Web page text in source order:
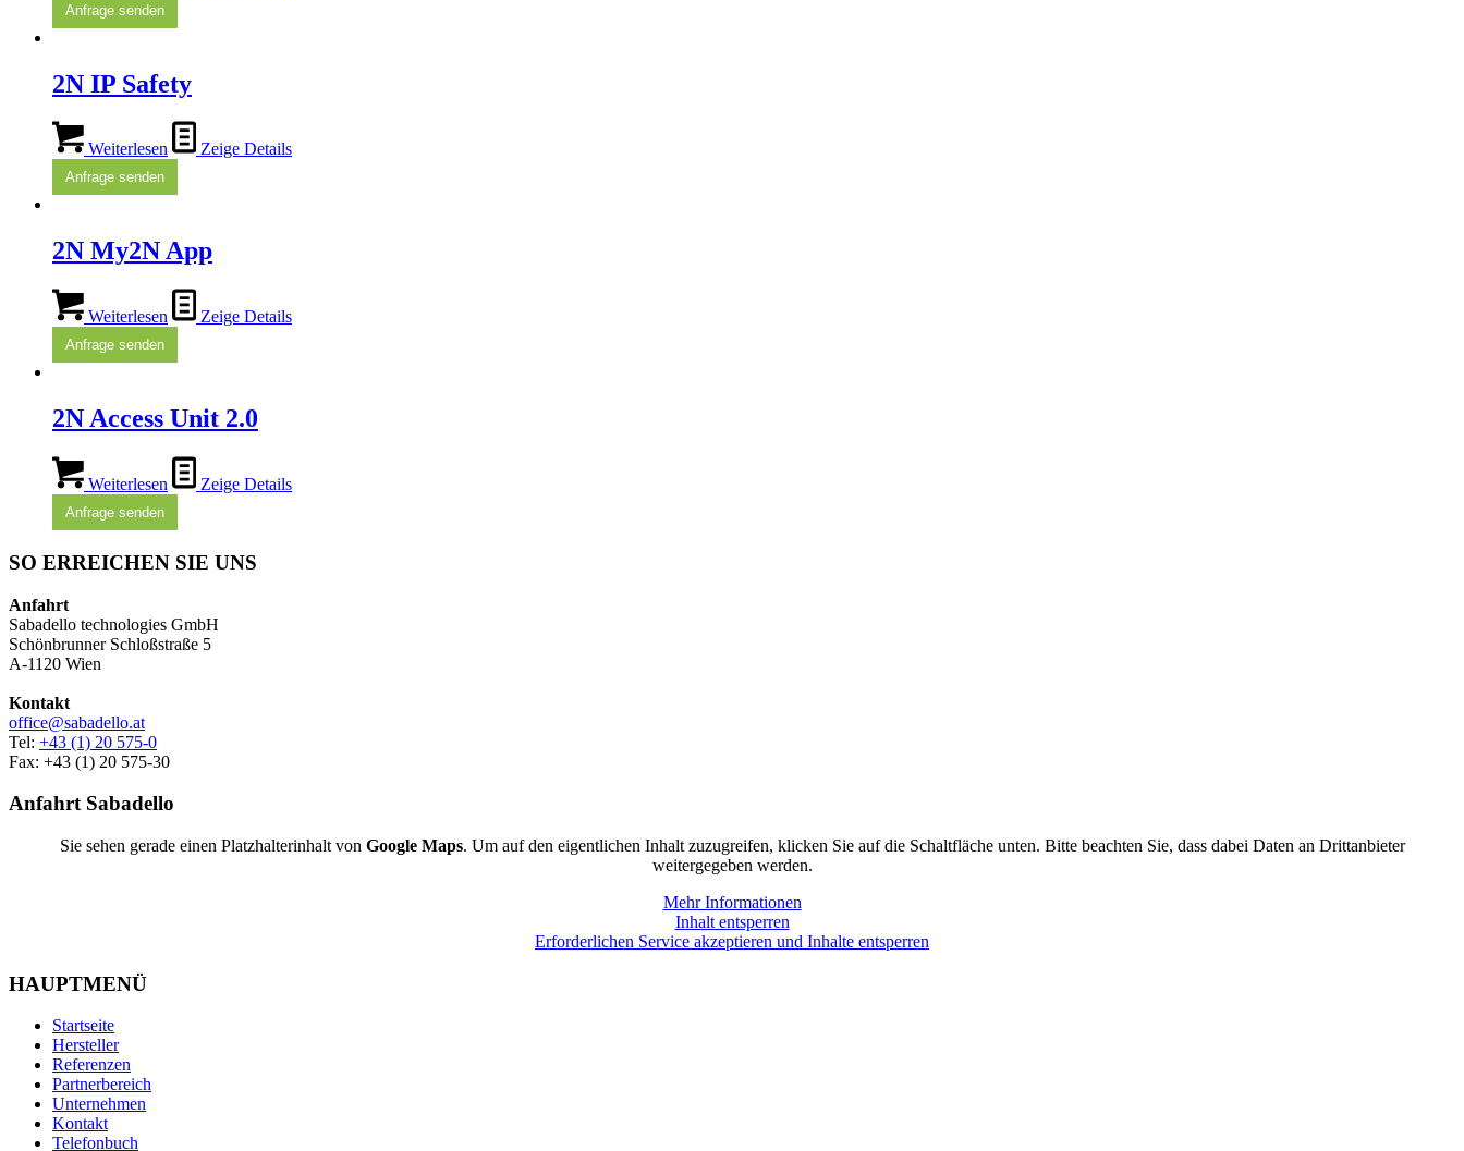
Anfrage senden
2N IP Safety
Weiterlesen Zeige Details
Anfrage senden
2N My2N App
Weiterlesen Zeige Details
Anfrage senden
2N Access Unit 2.0
Weiterlesen Zeige Details
Anfrage senden
SO ERREICHEN SIE UNS
Anfahrt
Sabadello technologies GmbH
Schönbrunner Schloßstraße 5
A-1120 Wien
Kontakt
office@sabadello.at
Tel: +43 (1) 20 575-0
Fax: +43 (1) 20 575-30
Anfahrt Sabadello
Sie sehen gerade einen Platzhalterinhalt von Google Maps. Um auf den eigentlichen Inhalt zuzugreifen, klicken Sie auf die Schaltfläche unten. Bitte beachten Sie, dass dabei Daten an Drittanbieter
weitergegeben werden.
Mehr Informationen
Inhalt entsperren
Erforderlichen Service akzeptieren und Inhalte entsperren
HAUPTMENÜ
Startseite
Hersteller
Referenzen
Partnerbereich
Unternehmen
Kontakt
Telefonbuch